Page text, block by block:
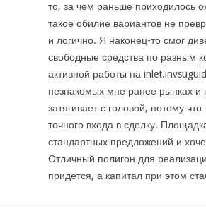
то, за чем раньше приходилось
такое обилие вариантов не
и логично. Я наконец-то смог
свободные средства по разным
активной работы на
незнакомых мне ранее рынках и
затягивает с головой, потому
точного входа в сделку.
стандартных предложений и
Отличный полигон для
придется, а капитал при этом